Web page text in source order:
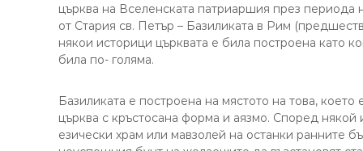
църква на Вселенската патриаршия през периода
от Стария св. Петър – Базиликата в Рим
някои историци църквата е била построена като
била по- голяма.
Базиликата е построена на мястото на това,
църква с кръстосана форма и аязмо. Според
езически храм или мавзолей на останки ранните